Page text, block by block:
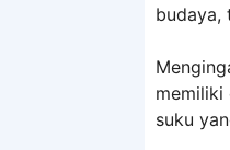
budaya,
memiliki
suku